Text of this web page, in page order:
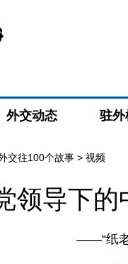
外交动态 驻外
交往100个故事 > 视频
领导下
——“纸